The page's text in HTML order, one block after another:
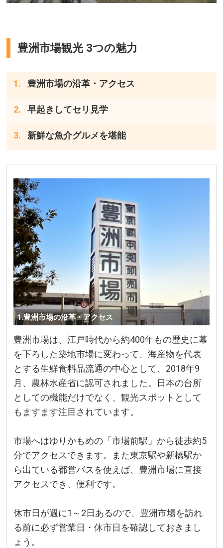
豊洲市場観光 3つの魅力
豊洲市場の沿革・アクセス
早起きしてセリ見学
新鮮な魚介グルメを堪能
1.豊洲市場の沿革・アクセス
豊洲市場は、江戸時代から約400年もの歴史に幕
を下ろした築地市場に変わって、海産物を代表
とする生鮮食料品流通の中心として、2018年9
月、農林水産省に認可されました。日本の台所
としての機能だけでなく、観光スポットとして
もますます注目されています。
市場へはゆりかもめの「市場前駅」から徒歩約5
分でアクセスできます。また東京駅や新橋駅か
ら出ている都営バスを使えば、豊洲市場に直接
アクセスでき、便利です。
休市日が週に1～2日あるので、豊洲市場を訪れ
る前に必ず営業日・休市日を確認しておきまし
ょう。